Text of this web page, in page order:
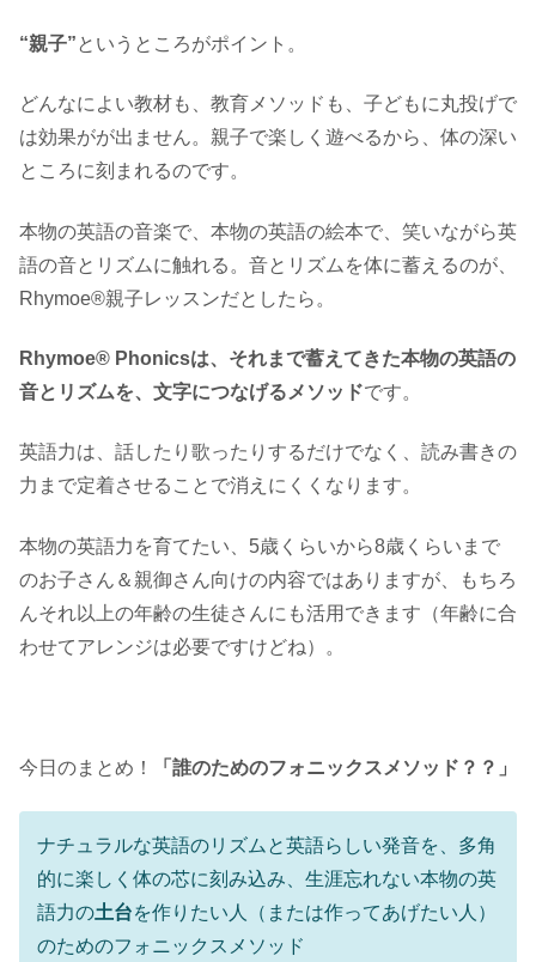
“親子”というところがポイント。
どんなによい教材も、教育メソッドも、子どもに丸投げで
は効果がが出ません。親子で楽しく遊べるから、体の深い
ところに刻まれるのです。
本物の英語の音楽で、本物の英語の絵本で、笑いながら英
語の音とリズムに触れる。音とリズムを体に蓄えるのが、
Rhymoe®親子レッスンだとしたら。
Rhymoe® Phonicsは、それまで蓄えてきた本物の英語の
音とリズムを、文字につなげるメソッドです。
英語力は、話したり歌ったりするだけでなく、読み書きの
力まで定着させることで消えにくくなります。
本物の英語力を育てたい、5歳くらいから8歳くらいまで
のお子さん＆親御さん向けの内容ではありますが、もちろ
んそれ以上の年齢の生徒さんにも活用できます（年齢に合
わせてアレンジは必要ですけどね）。
今日のまとめ！ 「誰のためのフォニックスメソッド？？」
ナチュラルな英語のリズムと英語らしい発音を、多角
的に楽しく体の芯に刻み込み、生涯忘れない本物の英
語力の土台を作りたい人（または作ってあげたい人）
のためのフォニックスメソッド